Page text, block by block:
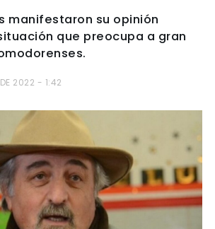
manifestaron su opinión
que preocupa a gran
DE 2022 - 1:42